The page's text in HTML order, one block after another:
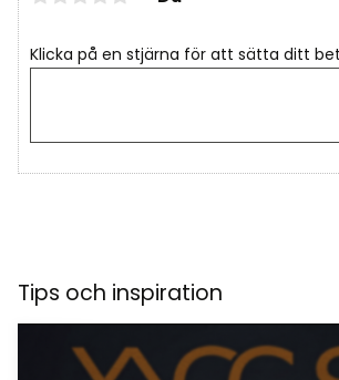
Klicka på en stjärna för att sätta ditt
Tips och inspiration